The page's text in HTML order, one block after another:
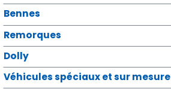
Bennes
Remorques
Dolly
Véhicules spéciaux et sur mesure